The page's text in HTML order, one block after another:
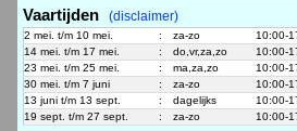
Vaartijden (disclaimer)
2 mei. t/m 10 mei. : za-zo
10:00-
14 mei. t/m 17 mei.
: do,vr,za,zo
10:00-
23 mei. t/m 25 mei.
: ma,za,zo
10:00-
30 mei. t/m 7 juni
: za-zo
10:00-
13 juni t/m 13 sept.
: dagelijks
10:00-
19 sept. t/m 27 sept.
: za-zo 10:00-